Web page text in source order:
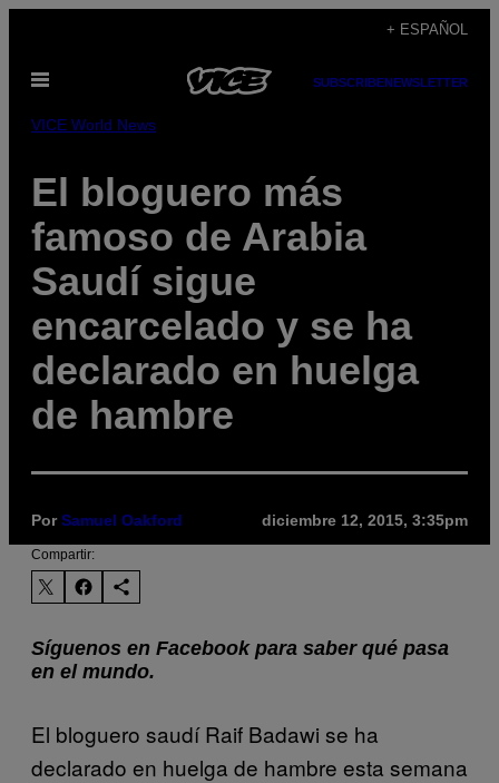
contenido
+ ESPAÑOL
Abrir
SUBSCRIBENEWSLETTER
VICE World News
El bloguero más
famoso de Arabia
Saudí sigue
encarcelado y se ha
declarado en huelga
de hambre
PorSamuel Oakford diciembre 12, 2015, 3:35pm
Compartir:
Síguenos en Facebook para saber qué pasa
en el mundo.
El bloguero saudí Raif Badawi se ha
declarado en huelga de hambre esta semana